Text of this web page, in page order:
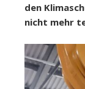
den
nicht mehr